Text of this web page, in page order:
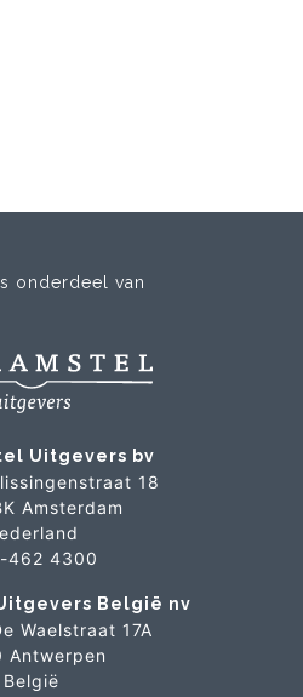
onderdeel van
Uitgevers bv
18
Amsterdam
462 4300
België nv
Waelstraat 17A
Antwerpen
België